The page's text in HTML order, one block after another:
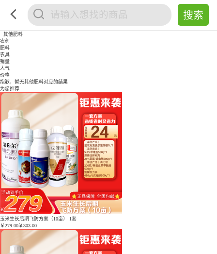
其他肥料
农药
肥料
农具
销量
人气
价格
抱歉，暂无其他肥料对应的结果
为您推荐
玉米生长后期飞防方案（10亩） 1套
￥279.00￥303.00